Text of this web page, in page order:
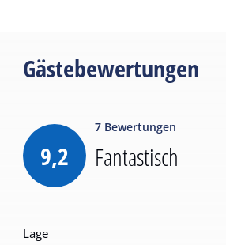
Gästebewertungen
9,2
7 Bewertungen
Fantastisch
Lage